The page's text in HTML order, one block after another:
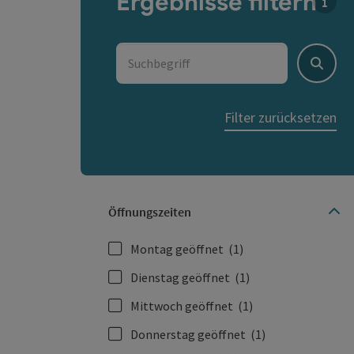
Suchbegriff
Suchen
Filter zurücksetzen
Öffnungszeiten
Montag geöffnet (1)
Dienstag geöffnet (1)
Mittwoch geöffnet (1)
Donnerstag geöffnet (1)